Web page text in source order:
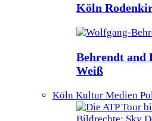
Köln
Behrendt
Weiß
Köln Kultur Medien